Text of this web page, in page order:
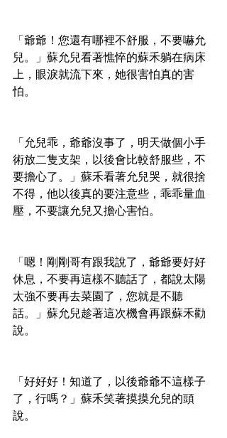
「爺爺！您還有哪裡不舒服，不要嚇允
兒。」蘇允兒看著憔悴的蘇禾躺在病床
上，眼淚就流下來，她很害怕真的害
怕。
「允兒乖，爺爺沒事了，明天做個小手
術放二隻支架，以後會比較舒服些，不
要擔心了。」蘇禾看著允兒哭，就很捨
不得，他以後真的要注意些，乖乖量血
壓，不要讓允兒又擔心害怕。
「嗯！剛剛哥有跟我說了，爺爺要好好
休息，不要再這樣不聽話了，都說太陽
太強不要再去菜園了，您就是不聽
話。」蘇允兒趁著這次機會再跟蘇禾勸
說。
「好好好！知道了，以後爺爺不這樣子
了，行嗎？」蘇禾笑著摸摸允兒的頭
說。